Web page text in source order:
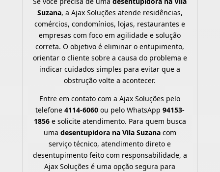
Suzana, a Ajax Soluções atende residências,
comércios, condomínios, lojas, restaurantes e
empresas com foco em agilidade e solução
correta. O objetivo é eliminar o entupimento,
orientar o cliente sobre a causa do problema e
indicar cuidados simples para evitar que a
obstrução volte a acontecer.
Entre em contato com a Ajax Soluções pelo
telefone 4114-6060ou pelo WhatsApp 94153-
1856e solicite atendimento. Para quem busca
uma desentupidora na Vila Suzanacom
serviço técnico, atendimento direto e
desentupimento feito com responsabilidade, a
Ajax Soluções é uma opção segura para